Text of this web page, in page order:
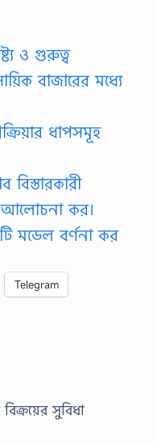
ও গুরুত্ব
বাজারের মধ্যে
ধাপসমূহ
আলোচনা কর।
মডেল বর্ণনা কর
Telegram
বিক্রয়ের সুবিধা